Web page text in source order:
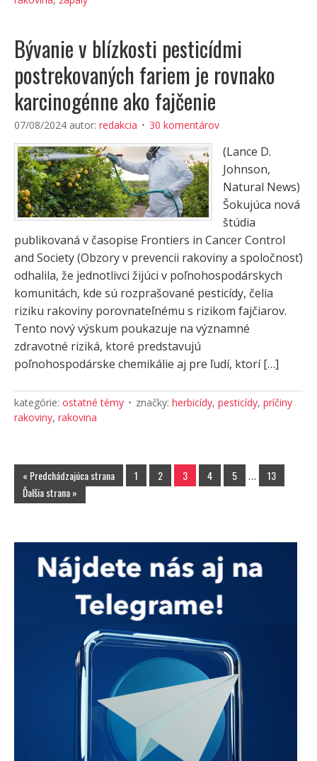
Bývanie v blízkosti pesticídmi
postrekovaných fariem je rovnako
karcinogénne ako fajčenie
07/08/2024 autor: redakcia 30 komentárov
(Lance D.
Johnson,
Natural News)
Šokujúca nová
štúdia
publikovaná v časopise Frontiers in Cancer Control
and Society (Obzory v prevencii rakoviny a spoločnosť)
odhalila, že jednotlivci žijúci v poľnohospodárskych
komunitách, kde sú rozprašované pesticídy, čelia
riziku rakoviny porovnateľnému s rizikom fajčiarov.
Tento nový výskum poukazuje na významné
zdravotné riziká, ktoré predstavujú
poľnohospodárske chemikálie aj pre ľudí, ktorí […]
kategórie: ostatné témy značky: herbicídy, pesticídy, príčiny
rakoviny, rakovina
« Predchádzajúca strana 1 2 3 4 5 …
13
Ďalšia strana »